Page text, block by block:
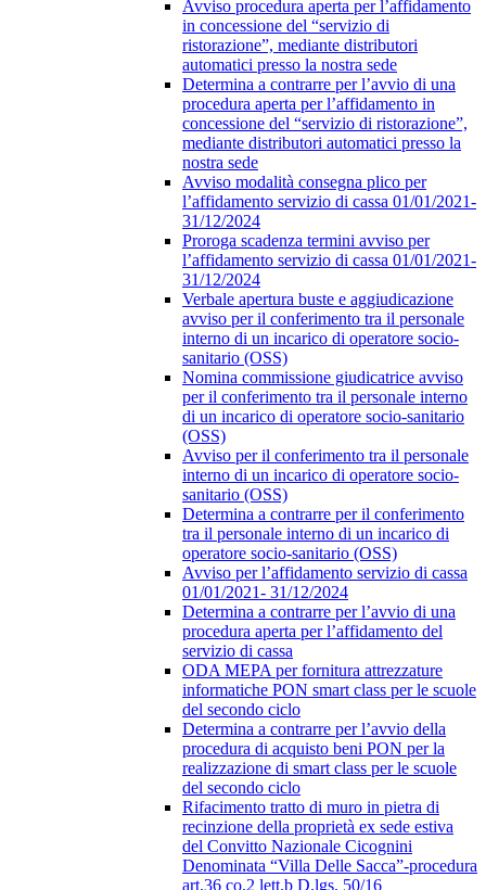
Avviso procedura aperta per l’affidamento
in concessione del “servizio di
ristorazione”, mediante distributori
automatici presso la nostra sede
Determina a contrarre per l’avvio di una
procedura aperta per l’affidamento in
concessione del “servizio di ristorazione”,
mediante distributori automatici presso la
nostra sede
Avviso modalità consegna plico per
l’affidamento servizio di cassa 01/01/2021-
31/12/2024
Proroga scadenza termini avviso per
l’affidamento servizio di cassa 01/01/2021-
31/12/2024
Verbale apertura buste e aggiudicazione
avviso per il conferimento tra il personale
interno di un incarico di operatore socio-
sanitario (OSS)
Nomina commissione giudicatrice avviso
per il conferimento tra il personale interno
di un incarico di operatore socio-sanitario
(OSS)
Avviso per il conferimento tra il personale
interno di un incarico di operatore socio-
sanitario (OSS)
Determina a contrarre per il conferimento
tra il personale interno di un incarico di
operatore socio-sanitario (OSS)
Avviso per l’affidamento servizio di cassa
01/01/2021- 31/12/2024
Determina a contrarre per l’avvio di una
procedura aperta per l’affidamento del
servizio di cassa
ODA MEPA per fornitura attrezzature
informatiche PON smart class per le scuole
del secondo ciclo
Determina a contrarre per l’avvio della
procedura di acquisto beni PON per la
realizzazione di smart class per le scuole
del secondo ciclo
Rifacimento tratto di muro in pietra di
recinzione della proprietà ex sede estiva
del Convitto Nazionale Cicognini
Denominata “Villa Delle Sacca”-procedura
art.36 co.2 lett.b D.lgs. 50/16